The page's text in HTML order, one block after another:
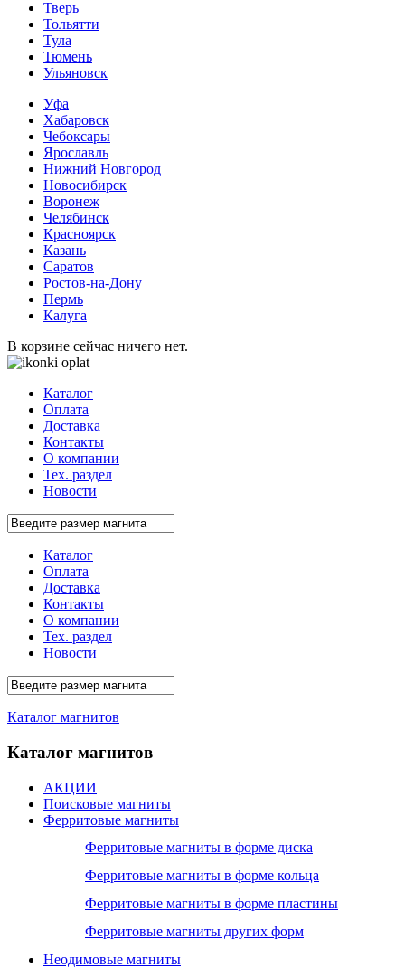
Тверь
Тольятти
Тула
Тюмень
Ульяновск
Уфа
Хабаровск
Чебоксары
Ярославль
Нижний Новгород
Новосибирск
Воронеж
Челябинск
Красноярск
Казань
Саратов
Ростов-на-Дону
Пермь
Калуга
В корзине сейчас ничего нет.
Каталог
Оплата
Доставка
Контакты
О компании
Тех. раздел
Новости
Каталог
Оплата
Доставка
Контакты
О компании
Тех. раздел
Новости
Каталог магнитов
Каталог магнитов
АКЦИИ
Поисковые магниты
Ферритовые магниты
Ферритовые магниты в форме диска
Ферритовые магниты в форме кольца
Ферритовые магниты в форме пластины
Ферритовые магниты других форм
Неодимовые магниты